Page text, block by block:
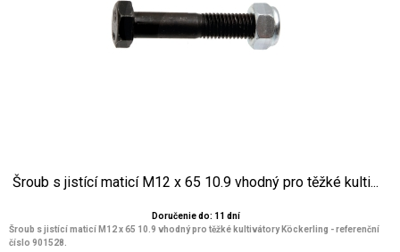
Šroub s jistící maticí M12 x 65 10.9 vhodný pro těžké kulti...
Doručenie do: 11 dní
Šroub s jistící maticí M12 x 65 10.9 vhodný pro těžké kultivátory Köckerling - referenční
číslo 901528.